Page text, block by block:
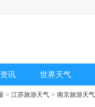
讯 世界天气
> 江苏旅游天气 > 南京旅游天气